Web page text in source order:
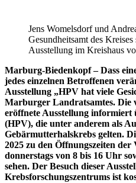
Jens Womelsdorf und
Gesundheitsamt des
Ausstellung im Kreishaus
Marburg-Biedenkopf – Dass
jedes einzelnen Betroffenen
Ausstellung „HPV hat viele
Marburger Landratsamtes. Die
eröffnete Ausstellung
(HPV), die unter anderem als
Gebärmutterhalskrebs gelten.
2025 zu den Öffnungszeiten
donnerstags von 8 bis 16 Uhr
sehen. Der Besuch dieser
Krebsforschungszentrums ist